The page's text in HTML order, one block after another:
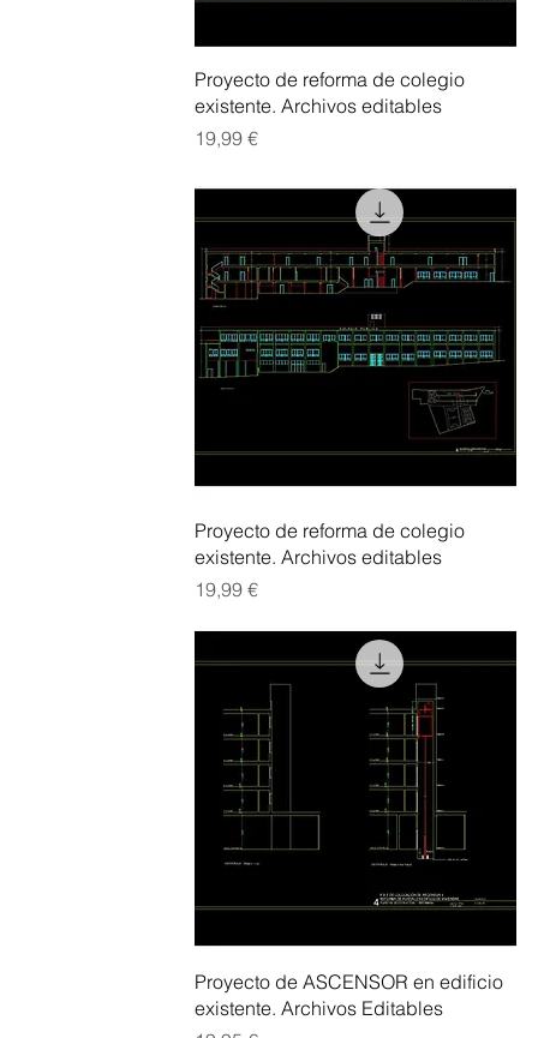
Vista rápida
Proyecto de reforma de colegio
existente. Archivos editables
Precio
19,99 €
Vista rápida
Proyecto de reforma de colegio
existente. Archivos editables
Precio
19,99 €
Vista rápida
Proyecto de ASCENSOR en edificio
existente. Archivos Editables